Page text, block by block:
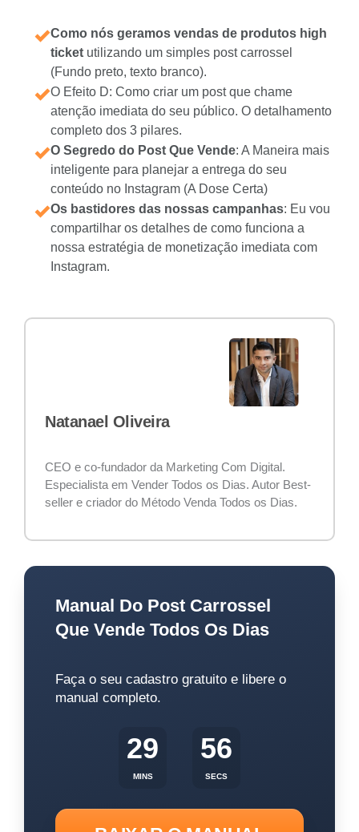
Como nós geramos vendas de produtos high
ticket utilizando um simples post carrossel
(Fundo preto, texto branco).
O Efeito D: Como criar um post que chame
atenção imediata do seu público. O detalhamento
completo dos 3 pilares.
O Segredo do Post Que Vende: A Maneira mais
inteligente para planejar a entrega do seu
conteúdo no Instagram (A Dose Certa)
Os bastidores das nossas campanhas: Eu vou
compartilhar os detalhes de como funciona a
nossa estratégia de monetização imediata com
Instagram.
Natanael Oliveira
CEO e co-fundador da Marketing Com Digital.
Especialista em Vender Todos os Dias. Autor Best-
seller e criador do Método Venda Todos os Dias.
Manual Do Post Carrossel
Que Vende Todos Os Dias
Faça o seu cadastro gratuito e libere o
manual completo.
29
MINS
55
SECS